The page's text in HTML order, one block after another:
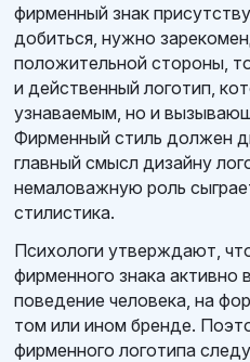
фирменный знак
добиться, нужно
положительной стороны,
и действенный логотип,
узнаваемым, но и
Фирменный стиль должен
главный смысл дизайну
немаловажную роль
стилистика.
Психологи утверждают,
фирменного знака активно
поведение человека, на
том или ином бренде.
фирменного логотипа